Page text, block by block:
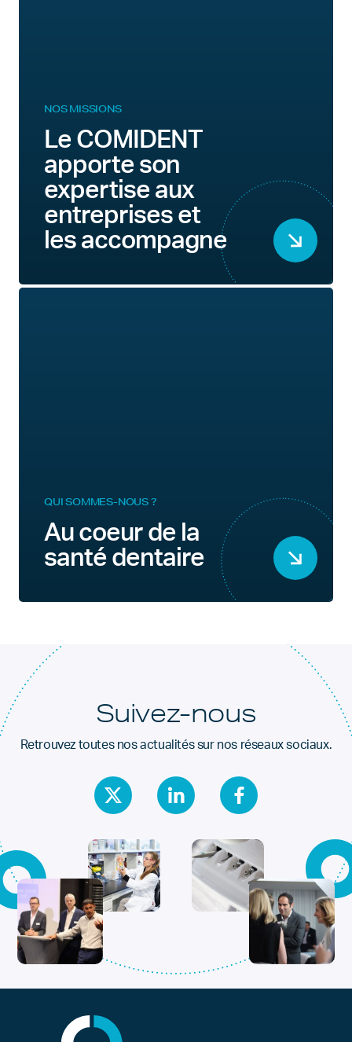
NOS MISSIONS
Le COMIDENT
apporte son
expertise aux
entreprises et
les accompagne
QUI SOMMES-NOUS ?
Au coeur de la
santé dentaire
Suivez-nous
Retrouvez toutes nos actualités sur nos réseaux sociaux.